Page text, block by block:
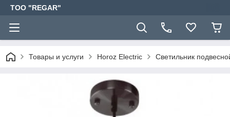
TOO "REGAR"
Товары и услуги Horoz Electric Светильник